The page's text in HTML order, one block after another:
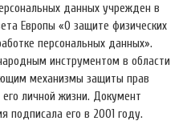
данных учрежден в
Европы «О защите физических
персональных данных».
инструментом в области
механизмы защиты прав
его личной жизни. Документ
подписала его в 2001 году.